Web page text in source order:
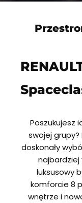
Poszukujesz
swojej
doskonały
najbardziej
luksusowy
komforcie 8
wnętrze i